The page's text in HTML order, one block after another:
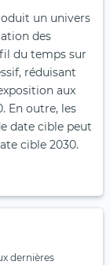
un univers
des
du temps sur
réduisant
aux
En outre, les
date cible peut
cible 2030.
dernières